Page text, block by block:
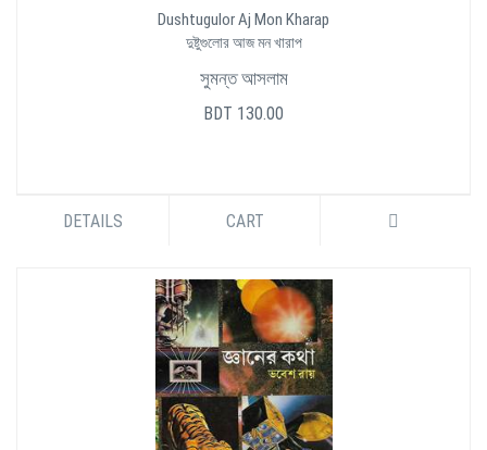
Dushtugulor Aj Mon Kharap
দুষ্টুগুলোর আজ মন খারাপ
সুমন্ত আসলাম
BDT 130.00
DETAILS CART